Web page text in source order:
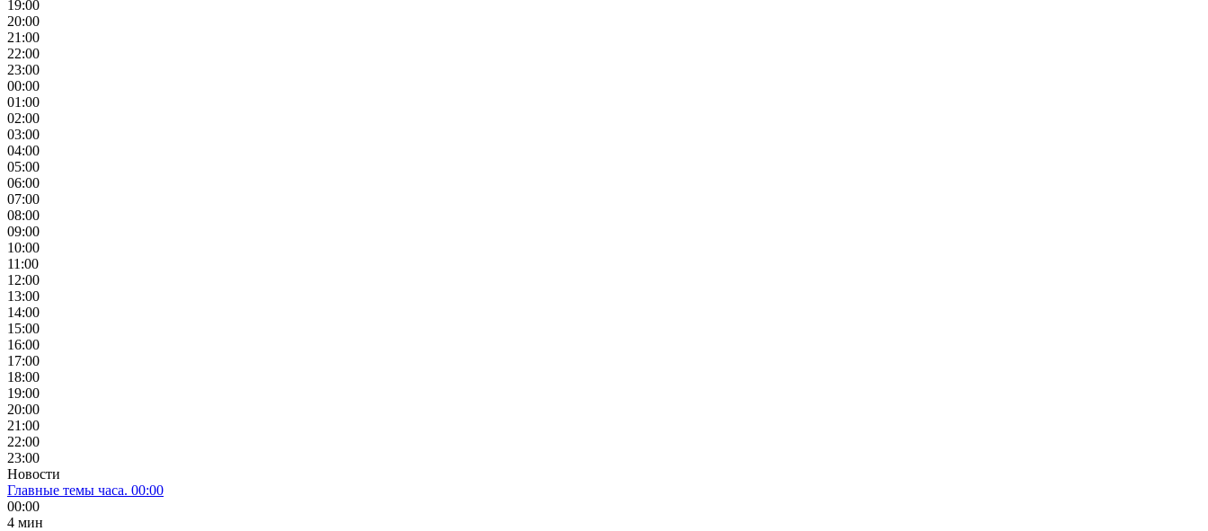
19:00
20:00
21:00
22:00
23:00
00:00
01:00
02:00
03:00
04:00
05:00
06:00
07:00
08:00
09:00
10:00
11:00
12:00
13:00
14:00
15:00
16:00
17:00
18:00
19:00
20:00
21:00
22:00
23:00
Новости
Главные темы часа. 00:00
00:00
4 мин